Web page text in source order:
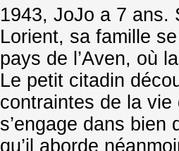
1943, JoJo a 7 ans.
Lorient, sa famille
pays de l’Aven, où
Le petit citadin
contraintes de la
s’engage dans
qu’il aborde